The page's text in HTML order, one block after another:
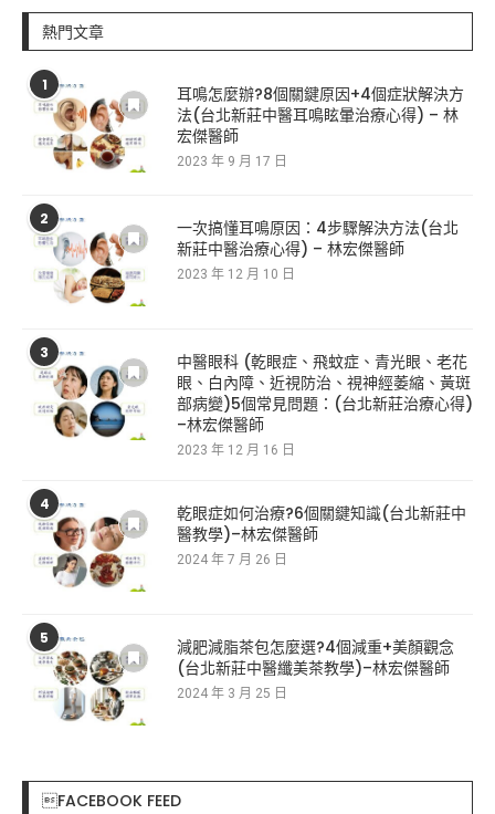
熱門文章
1
耳鳴怎麼辦?8個關鍵原因+4個症狀解決方
法(台北新莊中醫耳鳴眩暈治療心得) – 林
宏傑醫師
2023 年 9 月 17 日
2
一次搞懂耳鳴原因：4步驟解決方法(台北
新莊中醫治療心得) – 林宏傑醫師
2023 年 12 月 10 日
3
中醫眼科 (乾眼症、飛蚊症、青光眼、老花
眼、白內障、近視防治、視神經萎縮、黃斑
部病變)5個常見問題：(台北新莊治療心得)
–林宏傑醫師
2023 年 12 月 16 日
4
乾眼症如何治療?6個關鍵知識(台北新莊中
醫教學)–林宏傑醫師
2024 年 7 月 26 日
5
減肥減脂茶包怎麼選?4個減重+美顏觀念
(台北新莊中醫纖美茶教學)–林宏傑醫師
2024 年 3 月 25 日
FACEBOOK FEED